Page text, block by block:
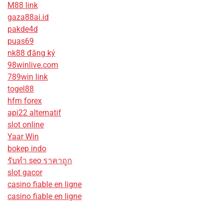
M88 link
gaza88ai.id
pakde4d
puas69
nk88 đăng ký
98winlive.com
789win link
togel88
hfm forex
api22 alternatif
slot online
Yaar Win
bokep indo
รับทํา seo ราคาถูก
slot gacor
casino fiable en ligne
casino fiable en ligne